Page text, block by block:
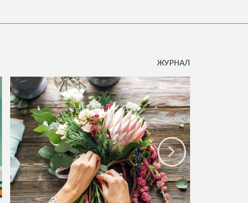
ЖУРНАЛ